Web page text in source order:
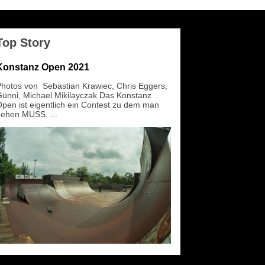
Story
Open 2021
von Sebastian Krawiec, Chris Eggers,
Michael Mikilayczak Das Konstanz
ist eigentlich ein Contest zu dem man
MUSS. ...